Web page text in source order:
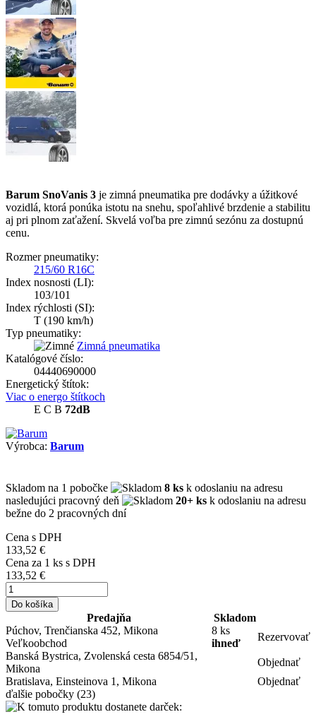
Barum SnoVanis 3 je zimná pneumatika pre dodávky a úžitkové
vozidlá, ktorá ponúka istotu na snehu, spoľahlivé brzdenie a stabilitu
aj pri plnom zaťažení. Skvelá voľba pre zimnú sezónu za dostupnú
cenu.
Rozmer pneumatiky:
215/60 R16C
Index nosnosti (LI):
103/101
Index rýchlosti (SI):
T (190 km/h)
Typ pneumatiky:
Zimná pneumatika
Katalógové číslo:
04440690000
Energetický štítok:
Viac o energo štítkoch
E C B 72dB
Výrobca: Barum
Skladom na 1 pobočke 8 ks k odoslaniu na adresu
nasledujúci pracovný deň
20+ ks k odoslaniu na adresu
bežne do 2 pracovných dní
Cena s DPH
133,52 €
Cena za 1 ks s DPH
133,52 €
Do košíka
Predajňa
Skladom
Púchov, Trenčianska 452, Mikona
Veľkoobchod
8 ks
ihneď
Rezervovať
Banská Bystrica, Zvolenská cesta 6854/51,
Mikona
Objednať
Bratislava, Einsteinova 1, Mikona
Objednať
ďalšie pobočky (23)